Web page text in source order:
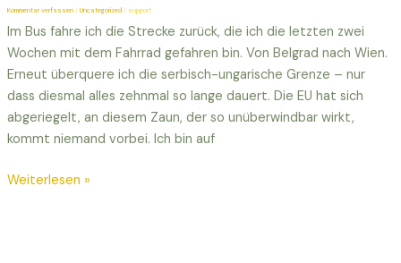
Kommentar verfassen / Uncategorized / support
Im Bus fahre ich die Strecke zurück, die ich die letzten zwei
Wochen mit dem Fahrrad gefahren bin. Von Belgrad nach Wien.
Erneut überquere ich die serbisch-ungarische Grenze – nur
dass diesmal alles zehnmal so lange dauert. Die EU hat sich
abgeriegelt, an diesem Zaun, der so unüberwindbar wirkt,
kommt niemand vorbei. Ich bin auf
Weiterlesen »